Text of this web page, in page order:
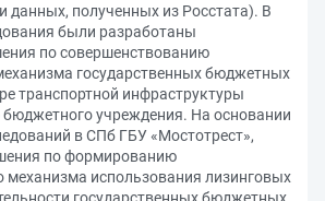
данных, полученных из Росстата). В
были разработаны
по совершенствованию
государственных бюджетных
транспортной инфраструктуры
бюджетного учреждения. На основании
в СПб ГБУ «Мостотрест»,
по формированию
механизма использования лизинговых